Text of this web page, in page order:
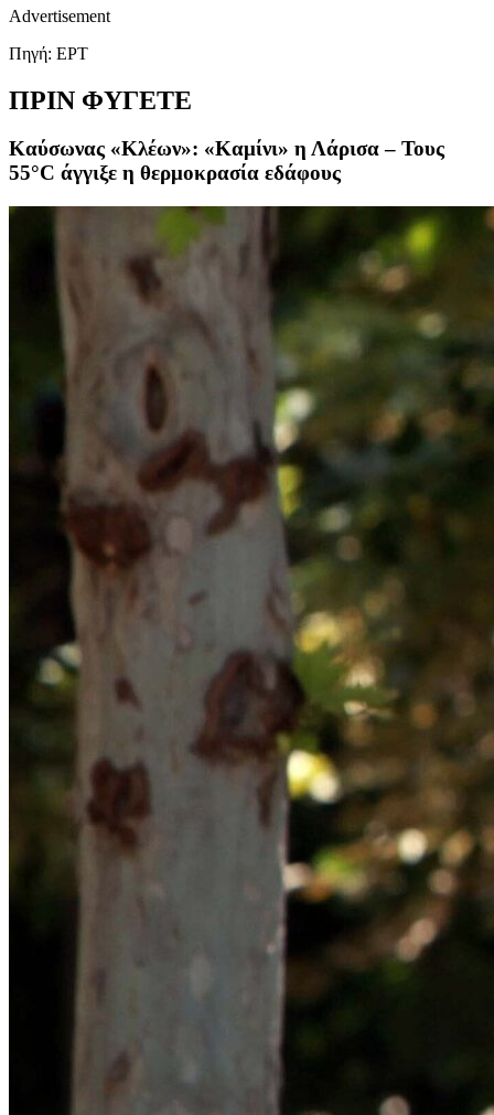
Advertisement
Πηγή: ΕΡΤ
ΠΡΙΝ ΦΥΓΕΤΕ
Καύσωνας «Κλέων»: «Καμίνι» η Λάρισα – Τους
55°C άγγιξε η θερμοκρασία εδάφους